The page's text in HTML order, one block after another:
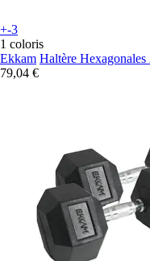
+-3
1 coloris
Ekkam Haltère Hexagonales
79,04 €